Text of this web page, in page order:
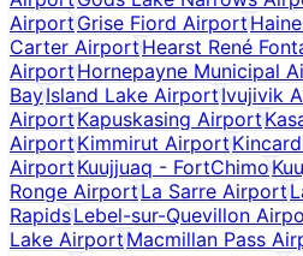
AirportGrise Fiord Airport
Carter AirportHearst René
AirportHornepayne Municipal
BayIsland Lake AirportIvujivik
AirportKapuskasing Airport
AirportKimmirut Airport
AirportKuujjuaq - FortChimo
Ronge AirportLa Sarre Airport
RapidsLebel-sur-Quevillon
Lake AirportMacmillan Pass